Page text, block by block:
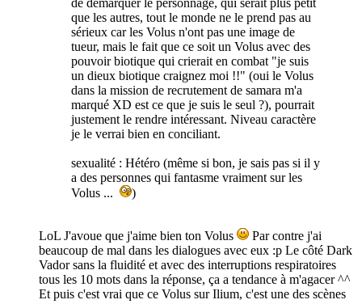
de démarquer le personnage, qui serait plus petit
que les autres, tout le monde ne le prend pas au
sérieux car les Volus n'ont pas une image de
tueur, mais le fait que ce soit un Volus avec des
pouvoir biotique qui crierait en combat "je suis
un dieux biotique craignez moi !!" (oui le Volus
dans la mission de recrutement de samara m'a
marqué XD est ce que je suis le seul ?), pourrait
justement le rendre intéressant. Niveau caractère
je le verrai bien en conciliant.
sexualité : Hétéro (même si bon, je sais pas si il y
a des personnes qui fantasme vraiment sur les
Volus ...
)
LoL J'avoue que j'aime bien ton Volus
Par contre j'ai
beaucoup de mal dans les dialogues avec eux :p Le côté Dark
Vador sans la fluidité et avec des interruptions respiratoires
tous les 10 mots dans la réponse, ça a tendance à m'agacer ^^
Et puis c'est vrai que ce Volus sur Ilium, c'est une des scènes